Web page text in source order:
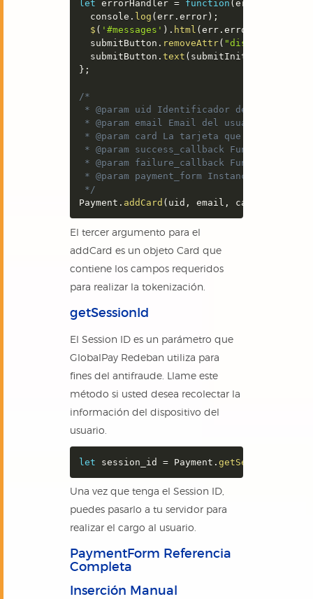
let errorHandler = function ( err
  console
. log ( err . error ) ;
$ ( '#messages' ) . html ( err . error
  submitButton
. removeAttr( "disabled"
  submitButton
. text ( submitInitialText
} ;
/*
* @param uid Identificador del
* @param email Email del usuario para
* @param card La tarjeta que se desea
* @param success_callback
* @param failure_callback
* @param payment_form Instancia del
*/
Payment . addCard ( uid , email , cardToSave
El tercer argumento para el
addCard es un objeto Card que
contiene los campos requeridos
para realizar la tokenización.
getSessionId
El Session ID es un parámetro que
GlobalPay Redeban utiliza para
fines del antifraude. Llame este
método si usted desea recolectar la
información del dispositivo del
usuario.
let session_id = Payment . getSessionId
Una vez que tenga el Session ID,
puedes pasarlo a tu servidor para
realizar el cargo al usuario.
PaymentForm Referencia
Completa
Inserción Manual